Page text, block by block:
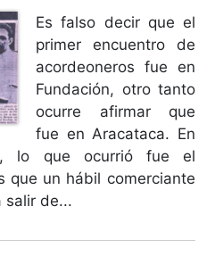
Es falso decir que el
primer encuentro de
acordeoneros fue en
Fundación, otro tanto
ocurre afirmar que
fue en Aracataca. En
lo que ocurrió fue el
que un hábil comerciante
salir de...